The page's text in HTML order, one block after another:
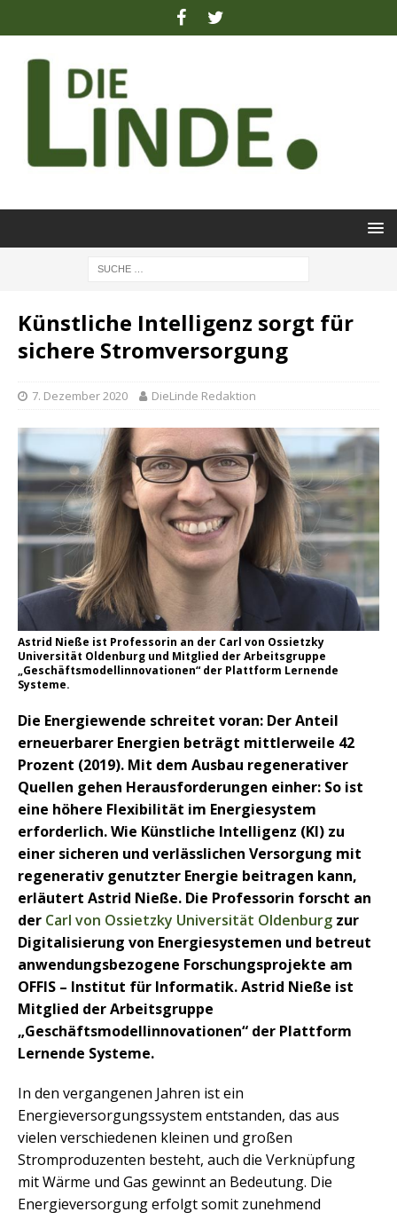
Künstliche Intelligenz sorgt für
sichere Stromversorgung
7. Dezember 2020 DieLinde Redaktion
Astrid Nieße ist Professorin an der Carl von Ossietzky
Universität Oldenburg und Mitglied der Arbeitsgruppe
„Geschäftsmodellinnovationen“ der Plattform Lernende
Systeme.
Die Energiewende schreitet voran: Der Anteil
erneuerbarer Energien beträgt mittlerweile 42
Prozent (2019). Mit dem Ausbau regenerativer
Quellen gehen Herausforderungen einher: So ist
eine höhere Flexibilität im Energiesystem
erforderlich. Wie Künstliche Intelligenz (KI) zu
einer sicheren und verlässlichen Versorgung mit
regenerativ genutzter Energie beitragen kann,
erläutert Astrid Nieße. Die Professorin forscht an
der Carl von Ossietzky Universität Oldenburg zur
Digitalisierung von Energiesystemen und betreut
anwendungsbezogene Forschungsprojekte am
OFFIS – Institut für Informatik. Astrid Nieße ist
Mitglied der Arbeitsgruppe
„Geschäftsmodellinnovationen“ der Plattform
Lernende Systeme.
In den vergangenen Jahren ist ein
Energieversorgungssystem entstanden, das aus
vielen verschiedenen kleinen und großen
Stromproduzenten besteht, auch die Verknüpfung
mit Wärme und Gas gewinnt an Bedeutung. Die
Energieversorgung erfolgt somit zunehmend